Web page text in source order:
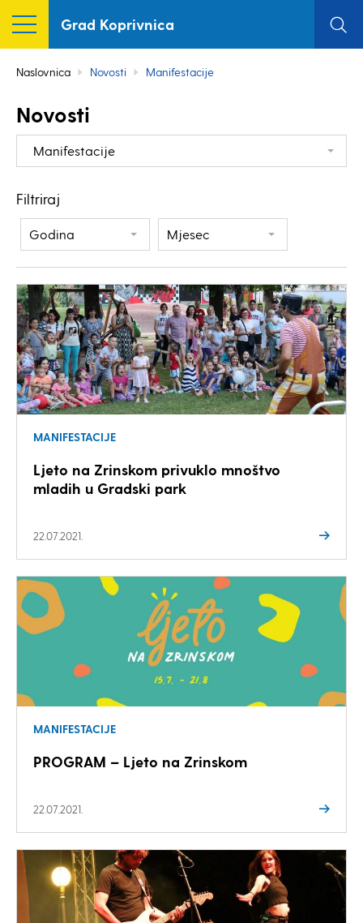
Grad Koprivnica
Naslovnica Novosti Manifestacije
Novosti
Manifestacije
Filtriraj
Godina Mjesec
MANIFESTACIJE
Ljeto na Zrinskom privuklo mnoštvo
mladih u Gradski park
22.07.2021.
MANIFESTACIJE
PROGRAM – Ljeto na Zrinskom
22.07.2021.